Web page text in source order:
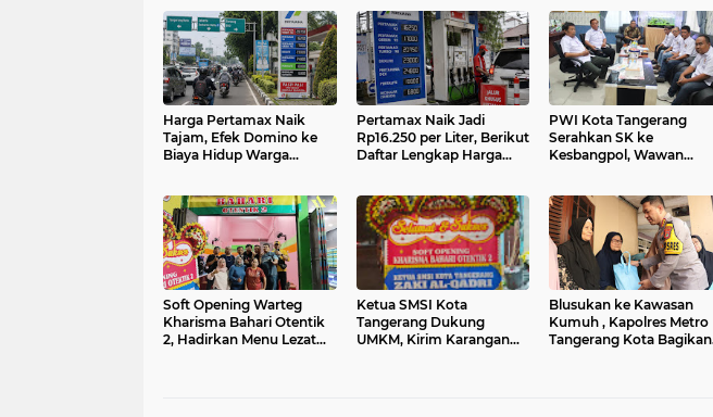
Harga Pertamax Naik
Tajam, Efek Domino ke
Biaya Hidup Warga
Pertamax Naik Jadi
Rp16.250 per Liter, Berikut
Daftar Lengkap Harga
PWI Kota Tangerang
Serahkan SK ke
Kesbangpol, Wawan
Fatal
Soft Opening Warteg
Kharisma Bahari Otentik
2, Hadirkan Menu Lezat
Ketua SMSI Kota
Tangerang Dukung
UMKM, Kirim Karangan
Blusukan ke Kawasan
Kumuh , Kapolres Metro
Tangerang Kota Bagikan